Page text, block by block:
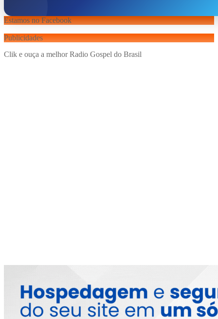
Estamos no Facebook
Publicidades
Clik e ouça a melhor Radio Gospel do Brasil